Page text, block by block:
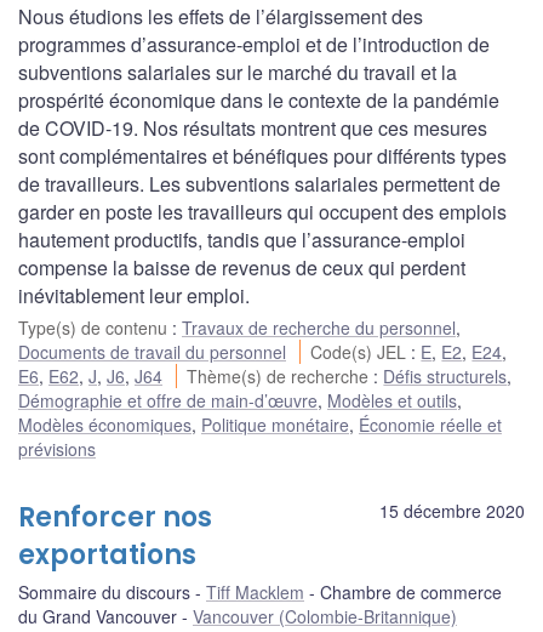
Nous étudions les effets de l’élargissement des
programmes d’assurance-emploi et de l’introduction de
subventions salariales sur le marché du travail et la
prospérité économique dans le contexte de la pandémie
de COVID-19. Nos résultats montrent que ces mesures
sont complémentaires et bénéfiques pour différents types
de travailleurs. Les subventions salariales permettent de
garder en poste les travailleurs qui occupent des emplois
hautement productifs, tandis que l’assurance-emploi
compense la baisse de revenus de ceux qui perdent
inévitablement leur emploi.
Type(s) de contenu : Travaux de recherche du personnel,
Documents de travail du personnel
Code(s) JEL : E, E2, E24,
E6, E62, J, J6, J64 Thème(s) de recherche : Défis structurels,
Démographie et offre de main-d’œuvre, Modèles et outils,
Modèles économiques, Politique monétaire, Économie réelle et
prévisions
15 décembre 2020
Renforcer nos
exportations
Sommaire du discours Tiff Macklem
Chambre de commerce
du Grand Vancouver
Vancouver (Colombie-Britannique)